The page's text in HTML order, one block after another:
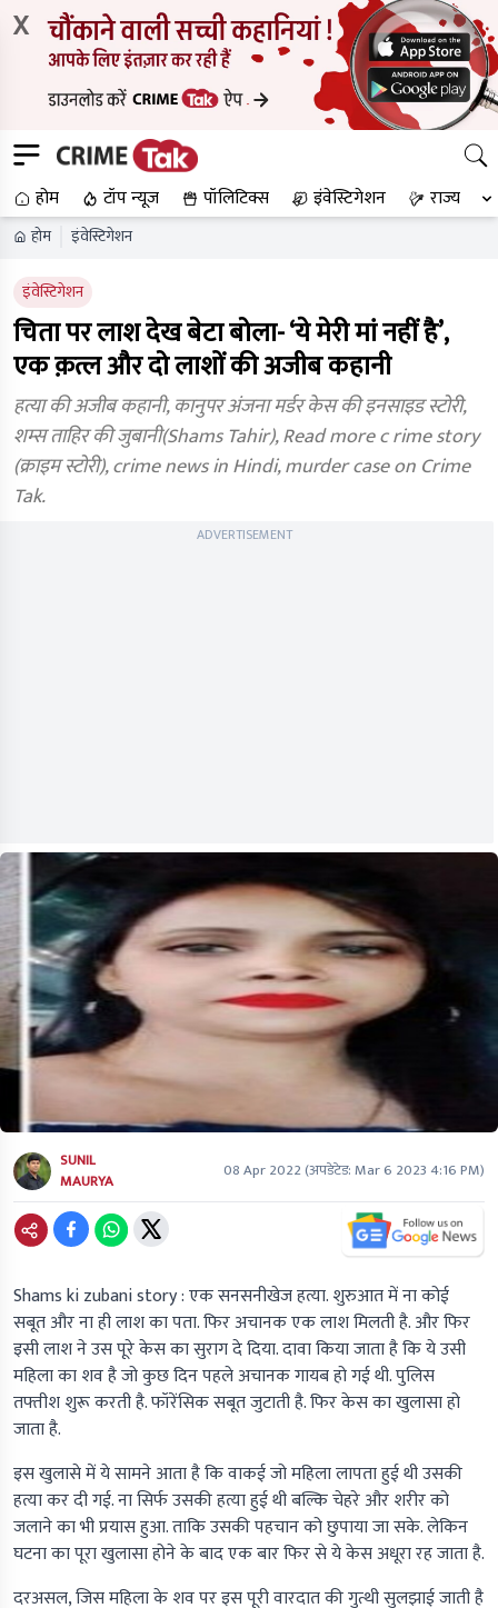
X
होम टॉप न्यूज पॉलिटिक्स इंवेस्टिगेशन राज्य
होम इंवेस्टिगेशन
इंवेस्टिगेशन
चिता पर लाश देख बेटा बोला- ‘ये मेरी मां नहीं है’,
एक क़त्ल और दो लाशों की अजीब कहानी
हत्या की अजीब कहानी, कानुपर अंजना मर्डर केस की इनसाइड स्टोरी,
शम्स ताहिर की जुबानी(Shams Tahir), Read more c rime story
(क्राइम स्टोरी), crime news in Hindi, murder case on Crime
Tak.
ADVERTISEMENT
SUNIL
MAURYA
08 Apr 2022(अपडेटेड:Mar 6 2023 4:16 PM)
Shams ki zubani story :एक सनसनीखेज हत्या. शुरुआत में ना कोई
सबूत और ना ही लाश का पता. फिर अचानक एक लाश मिलती है. और फिर
इसी लाश ने उस पूरे केस का सुराग दे दिया. दावा किया जाता है कि ये उसी
महिला का शव है जो कुछ दिन पहले अचानक गायब हो गई थी. पुलिस
तफ्तीश शुरू करती है. फॉरेंसिक सबूत जुटाती है. फिर केस का खुलासा हो
जाता है.
इस खुलासे में ये सामने आता है कि वाकई जो महिला लापता हुई थी उसकी
हत्या कर दी गई. ना सिर्फ उसकी हत्या हुई थी बल्कि चेहरे और शरीर को
जलाने का भी प्रयास हुआ. ताकि उसकी पहचान को छुपाया जा सके. लेकिन
घटना का पूरा खुलासा होने के बाद एक बार फिर से ये केस अधूरा रह जाता है.
दरअसल, जिस महिला के शव पर इस पूरी वारदात की गुत्थी सुलझाई जाती है